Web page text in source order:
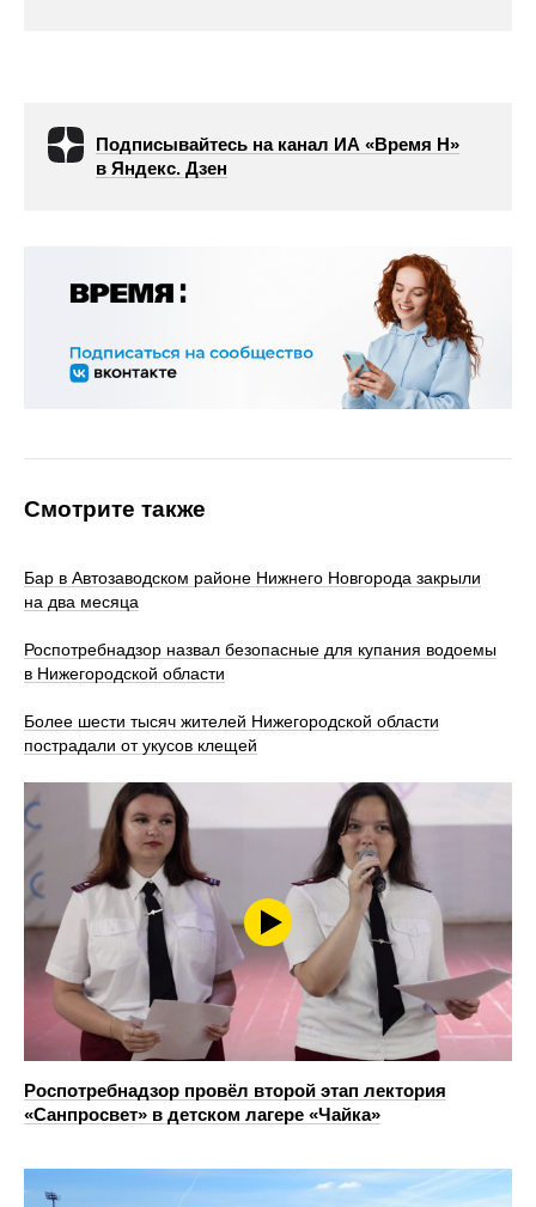
Подписывайтесь на канал ИА «Время Н»
в Яндекс. Дзен
Смотрите также
Бар в Автозаводском районе Нижнего Новгорода закрыли
на два месяца
Роспотребнадзор назвал безопасные для купания водоемы
в Нижегородской области
Более шести тысяч жителей Нижегородской области
пострадали от укусов клещей
Роспотребнадзор провёл второй этап лектория
«Санпросвет» в детском лагере «Чайка»